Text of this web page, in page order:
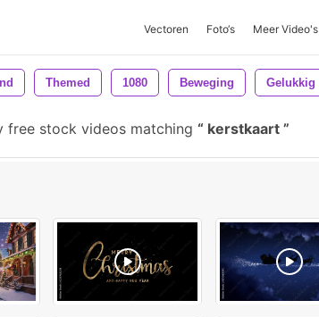
Vectoren Foto‘s Meer Video's
Themed 1080 Beweging Gelukkig
free stock videos matching kerstkaart